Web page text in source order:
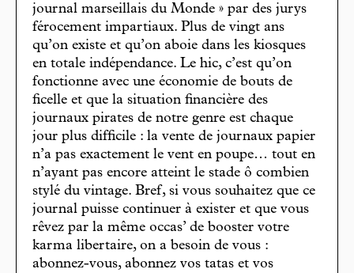
journal marseillais du Monde » par des jurys
férocement impartiaux. Plus de vingt ans
qu’on existe et qu’on aboie dans les kiosques
en totale indépendance. Le hic, c’est qu’on
fonctionne avec une économie de bouts de
ficelle et que la situation financière des
journaux pirates de notre genre est chaque
jour plus difficile : la vente de journaux papier
n’a pas exactement le vent en poupe… tout en
n’ayant pas encore atteint le stade ô combien
stylé du vintage. Bref, si vous souhaitez que ce
journal puisse continuer à exister et que vous
rêvez par la même occas’ de booster votre
karma libertaire, on a besoin de vous :
abonnez-vous, abonnez vos tatas et vos